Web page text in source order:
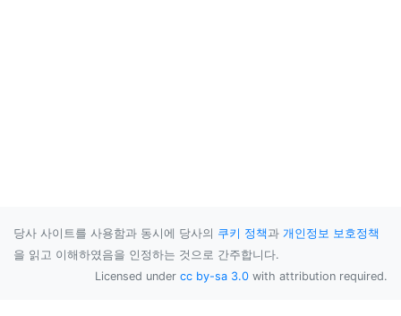
당사 사이트를 사용함과 동시에 당사의 쿠키 정책과 개인정보 보호정책
을 읽고 이해하였음을 인정하는 것으로 간주합니다.
Licensed under cc by-sa 3.0 with attribution required.